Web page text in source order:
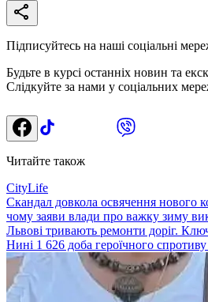
Підписуйтесь на наші соціальні
Будьте в курсі останніх новин та
Слідкуйте за нами у соціальних
Читайте також
CityLife
Скандал довкола освячення нового
чому заяви влади про важку зиму
Львові тривають ремонти доріг.
Нині 1 626 доба героїчного спротиву